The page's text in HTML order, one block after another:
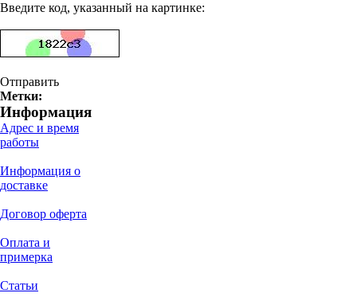
Введите код, указанный на картинке:
Отправить
Метки:
Информация
Адрес и время
работы
Информация о
доставке
Договор оферта
Оплата и
примерка
Статьи